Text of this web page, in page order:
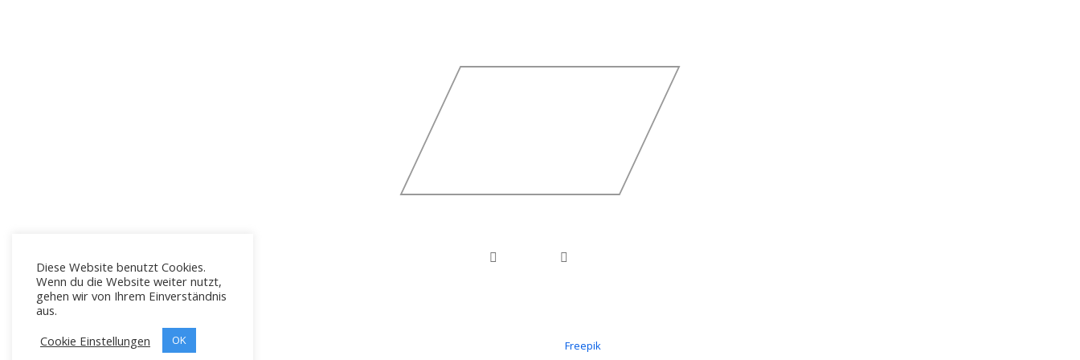
Freepik
Diese Website benutzt Cookies.
Wenn du die Website weiter nutzt,
gehen wir von Ihrem Einverständnis
aus.
Cookie Einstellungen
OK